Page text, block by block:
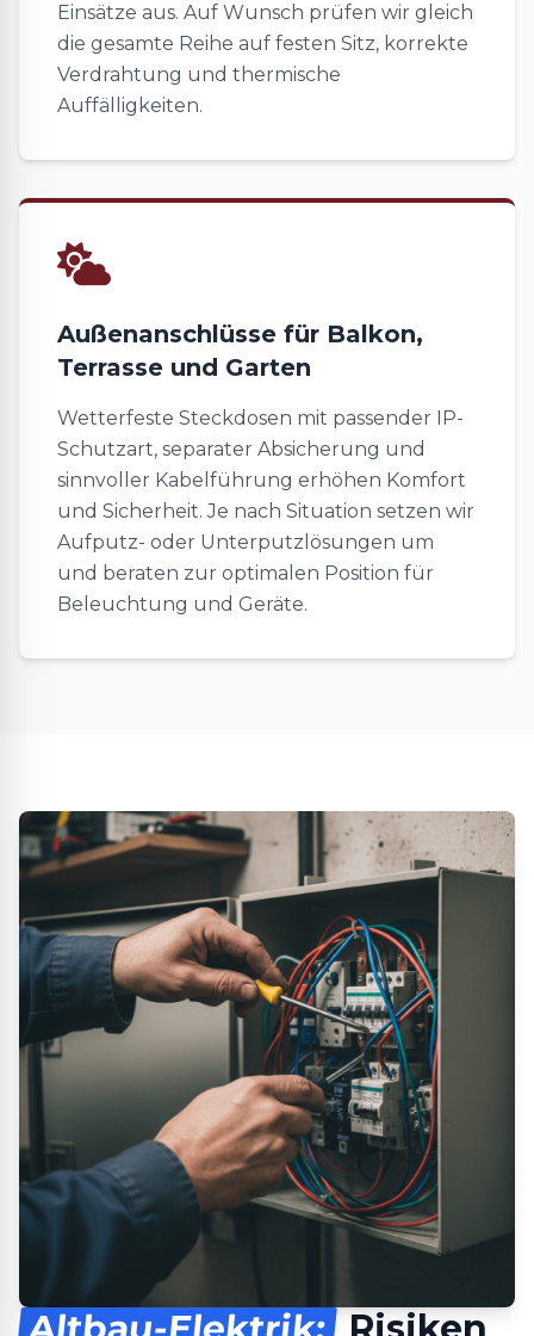
Einsätze aus. Auf Wunsch prüfen wir gleich
die gesamte Reihe auf festen Sitz, korrekte
Verdrahtung und thermische
Auffälligkeiten.
Außenanschlüsse für Balkon,
Terrasse und Garten
Wetterfeste Steckdosen mit passender IP-
Schutzart, separater Absicherung und
sinnvoller Kabelführung erhöhen Komfort
und Sicherheit. Je nach Situation setzen wir
Aufputz- oder Unterputzlösungen um
und beraten zur optimalen Position für
Beleuchtung und Geräte.